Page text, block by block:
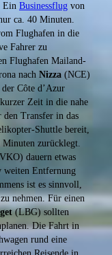
Ein Businessflug von
ca. 40 Minuten.
Flughafen in die
Fahrer zu
Flughafen Mailand-
nach Nizza (NCE)
Côte d’Azur
Zeit in die nahe
den Transfer in das
Shuttle bereit,
zurücklegt.
dauern etwas
weiten Entfernung
ist es sinnvoll,
nehmen. Für einen
(LBG) sollten
Die Fahrt in
rund eine